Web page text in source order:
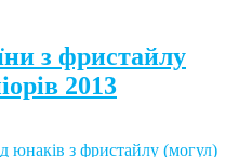
з фристайлу
2013